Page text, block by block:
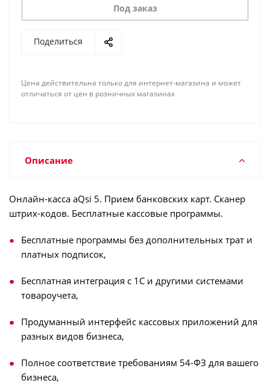
Под заказ
Поделиться
Цена действительна только для интернет-магазина и может
отличаться от цен в розничных магазинах
Описание
Онлайн-касса aQsi 5. Прием банковских карт. Сканер
штрих-кодов. Бесплатные кассовые программы.
Бесплатные программы без дополнительных трат и
платных подписок,
Бесплатная интеграция с 1С и другими системами
товароучета,
Продуманный интерфейс кассовых приложений для
разных видов бизнеса,
Полное соответствие требованиям 54-ФЗ для вашего
бизнеса,